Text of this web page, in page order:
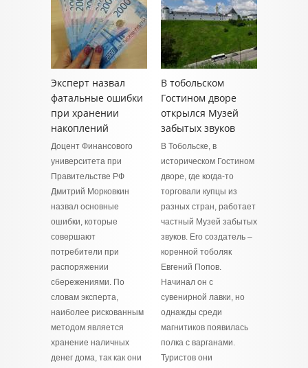
Эксперт назвал
фатальные ошибки
при хранении
накоплений
Доцент Финансового
университета при
Правительстве РФ
Дмитрий Морковкин
назвал основные
ошибки, которые
совершают
потребители при
распоряжении
сбережениями. По
словам эксперта,
наиболее рискованным
методом является
хранение наличных
денег дома, так как они
В тобольском
Гостином дворе
открылся Музей
забытых звуков
В Тобольске, в
историческом Гостином
дворе, где когда-то
торговали купцы из
разных стран, работает
частный Музей забытых
звуков. Его создатель –
коренной тоболяк
Евгений Попов.
Начинал он с
сувенирной лавки, но
однажды среди
магнитиков появилась
полка с варганами.
Туристов они